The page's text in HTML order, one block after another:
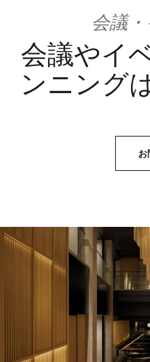
会議
会議やイ
ンニング
お